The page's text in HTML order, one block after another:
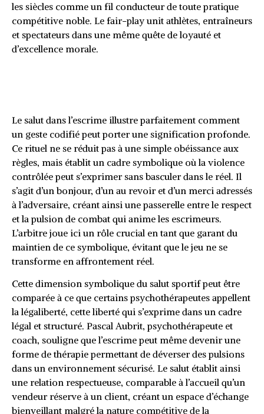
les siècles comme un fil conducteur de toute pratique
compétitive noble. Le fair-play unit athlètes, entraîneurs
et spectateurs dans une même quête de loyauté et
d’excellence morale.
Le salut dans l’escrime illustre parfaitement comment
un geste codifié peut porter une signification profonde.
Ce rituel ne se réduit pas à une simple obéissance aux
règles, mais établit un cadre symbolique où la violence
contrôlée peut s’exprimer sans basculer dans le réel. Il
s’agit d’un bonjour, d’un au revoir et d’un merci adressés
à l’adversaire, créant ainsi une passerelle entre le respect
et la pulsion de combat qui anime les escrimeurs.
L’arbitre joue ici un rôle crucial en tant que garant du
maintien de ce symbolique, évitant que le jeu ne se
transforme en affrontement réel.
Cette dimension symbolique du salut sportif peut être
comparée à ce que certains psychothérapeutes appellent
la légaliberté, cette liberté qui s’exprime dans un cadre
légal et structuré. Pascal Aubrit, psychothérapeute et
coach, souligne que l’escrime peut même devenir une
forme de thérapie permettant de déverser des pulsions
dans un environnement sécurisé. Le salut établit ainsi
une relation respectueuse, comparable à l’accueil qu’un
vendeur réserve à un client, créant un espace d’échange
bienveillant malgré la nature compétitive de la